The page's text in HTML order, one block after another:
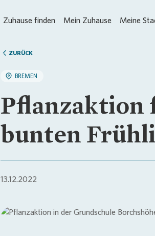
Zuhause finden Mein Zuhause Meine
ZURÜCK
BREMEN
Pflanzaktion
bunten
13.12.2022